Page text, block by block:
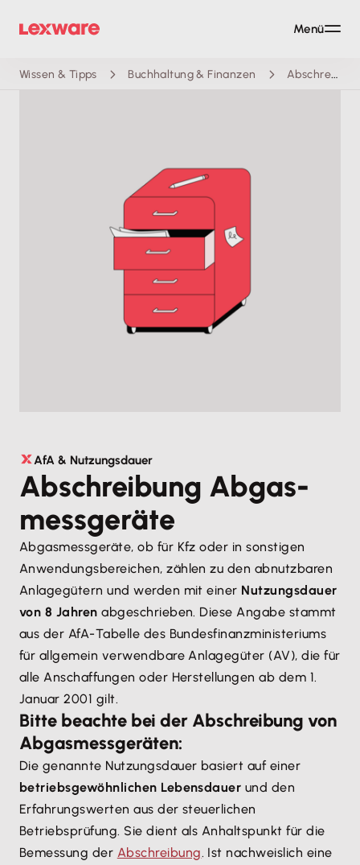
Wissen & Tipps Buchhaltung & Finanzen Abschreibungstabelle
AfA & Nutzungsdauer
Abschreibung Abgas­
messgeräte
Abgasmessgeräte, ob für Kfz oder in sonstigen
Anwendungsbereichen, zählen zu den abnutzbaren
Anlagegütern und werden mit einer Nutzungsdauer
von 8 Jahren abgeschrieben. Diese Angabe stammt
aus der AfA-Tabelle des Bundesfinanzministeriums
für allgemein verwendbare Anlagegüter (AV), die für
alle Anschaffungen oder Herstellungen ab dem 1.
Januar 2001 gilt.
Bitte beachte bei der Abschreibung von
Abgasmessgeräten:
Die genannte Nutzungsdauer basiert auf einer
betriebsgewöhnlichen Lebensdauer und den
Erfahrungswerten aus der steuerlichen
Betriebsprüfung. Sie dient als Anhaltspunkt für die
Bemessung der Abschreibung. Ist nachweislich eine
Menü